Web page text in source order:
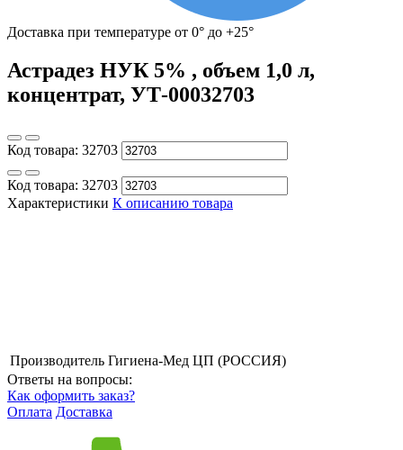
Доставка при температуре от 0° до +25°
Астрадез НУК 5% , объем 1,0 л,
концентрат, УТ-00032703
Код товара: 32703
Код товара: 32703
Характеристики К описанию товара
Производитель Гигиена-Мед ЦП (РОССИЯ)
Ответы на вопросы:
Как оформить заказ?
Оплата Доставка